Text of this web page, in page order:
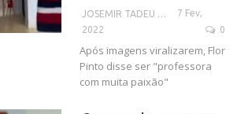
JOSEMIR TADEU FONSECA
7 Fev,
2022
0
Após imagens viralizarem, Flor
Pinto disse ser "professora
com muita paixão"